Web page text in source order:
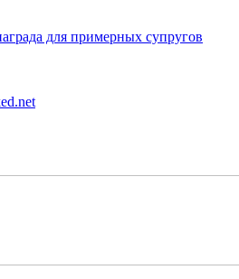
для примерных супругов